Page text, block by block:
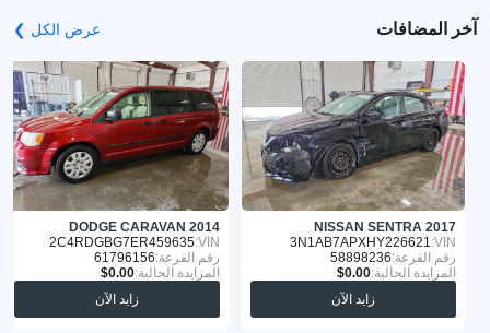
آخر المضافات عرض الكل ❯
NISSAN SENTRA 2017
VIN:
3N1AB7APXHY226621
رقم القرعة:58898236
المزايدة الحالية:
زايد الآن
DODGE CARAVAN 2014
VIN:
2C4RDGBG7ER459635
رقم القرعة:61796156
المزايدة الحالية:
زايد الآن